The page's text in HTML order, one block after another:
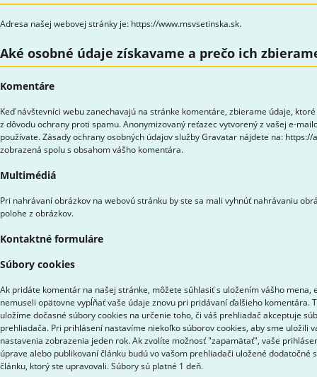
Adresa našej webovej stránky je: https://www.msvsetinska.sk.
Aké osobné údaje získavame a prečo ich
Komentáre
Keď návštevníci webu zanechavajú na stránke komentáre, zbierame údaje,
z dôvodu ochrany proti spamu. Anonymizovaný reťazec vytvorený z vašej e-
používate. Zásady ochrany osobných údajov služby Gravatar nájdete na:
zobrazená spolu s obsahom vášho komentára.
Multimédiá
Pri nahrávaní obrázkov na webovú stránku by ste sa mali vyhnúť nahrávaniu
polohe z obrázkov.
Kontaktné formuláre
Súbory cookies
Ak pridáte komentár na našej stránke, môžete súhlasiť s uložením vášho
nemuseli opätovne vypĺňať vaše údaje znovu pri pridávaní ďalšieho
uložíme dočasné súbory cookies na určenie toho, či váš prehliadač akceptuje
prehliadača. Pri prihlásení nastavíme niekoľko súborov cookies, aby sme
nastavenia zobrazenia jeden rok. Ak zvolíte možnosť "zapamätať", vaše
úprave alebo publikovaní článku budú vo vašom prehliadači uložené
článku, ktorý ste upravovali. Súbory sú platné 1 deň.